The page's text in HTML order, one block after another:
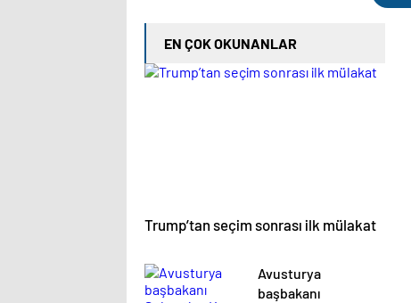
EN ÇOK OKUNANLAR
Trump’tan seçim sonrası ilk mülakat
Avusturya
başbakanı